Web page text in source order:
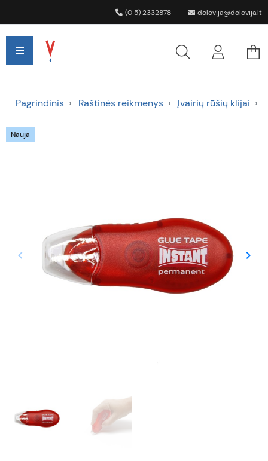
(0 5) 2332878 dolovija@dolovija.lt
Pagrindinis Raštinės reikmenys Įvairių rūšių klijai
Nauja
Ankstesnis
keyboard_arrow_left Tęsti
keyboard_arrow_right